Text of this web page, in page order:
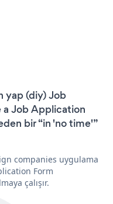
yap (diy) Job
Job Application
bir “in 'no time'”
companies uygulama
Form
çalışır.